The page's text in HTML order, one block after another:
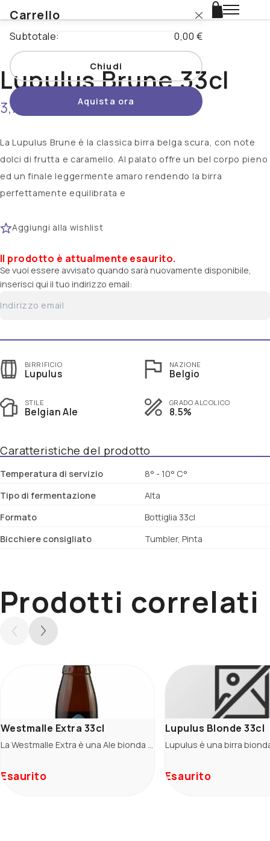
Login
Catalogo
Stili
Nazioni
Promo
Novità
Carrello
Subtotale: 0,00 €
Chiudi
Aquista ora
BIRRIFICIO
Lupulus
NAZIONE
Belgio
STILE
Belgian Ale
GRADO ALCOLICO
8.5%
Lupulus Brune 33cl
3,70 € non disponibile
La Lupulus Brune è la classica birra belga scura, con note
dolci di frutta e caramello. Al palato offre un bel corpo pieno
ed un finale leggermente amaro rendendo la birra
perfettamente equilibrata e
Aggiungi alla wishlist
Il prodotto è attualmente esaurito.
Se vuoi essere avvisato quando sarà nuovamente disponibile,
inserisci qui il tuo indirizzo email:
Caratteristiche del prodotto
Temperatura di servizio
8° - 10° C°
Tipo di fermentazione
Alta
Formato
Bottiglia 33cl
Bicchiere consigliato
Tumbler, Pinta
Prodotti correlati
Westmalle Extra 33cl
La Westmalle Extra è una Ale bionda dal basso contenuto alcolico. Creata in monastero per accompagnare i pasti, dai sentori fruttati e note di lievito.
Esaurito
Lupulus Blonde 33cl
Esaurito